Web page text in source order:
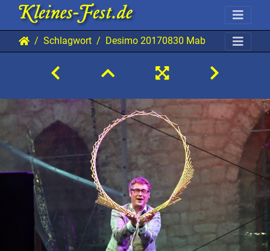
Schlagwort Desimo 20170830 Mab AKu 3545